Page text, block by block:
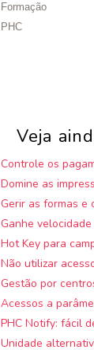
Formação
PHC
Veja
Controle os
Domine as
Gerir as formas e
Ganhe
Hot Key para
Não utilizar
Gestão por
Acessos a
PHC Notify: fácil
Unidade